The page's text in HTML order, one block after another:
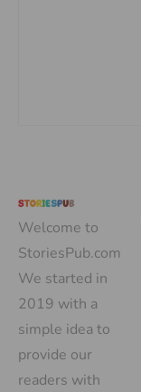
Welcome to
StoriesPub.com
We started in
2019 with a
simple idea to
provide our
readers with